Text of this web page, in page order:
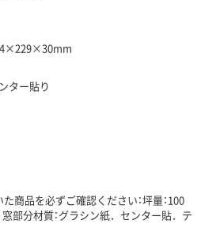
ター貼り
品を必ずご確認ください：坪量：100
部分材質：グラシン紙．センター貼．テ